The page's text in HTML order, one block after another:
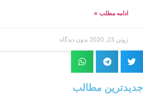
ادامه مطلب »
ژوئن 23, 2020 بدون دیدگاه
جدیدترین مطالب